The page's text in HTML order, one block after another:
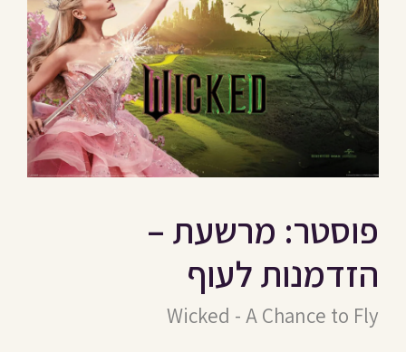
פוסטר: מרשעת –
הזדמנות לעוף
Wicked - A Chance to Fly